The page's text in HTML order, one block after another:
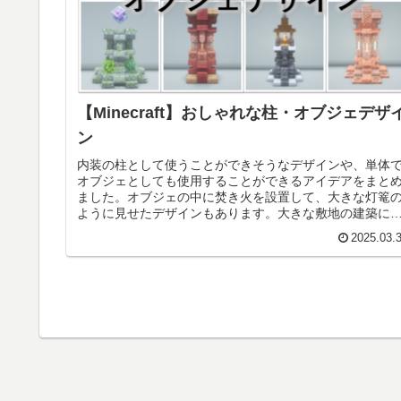
【Minecraft】おしゃれな柱・オブジェデザ
ン
内装の柱として使うことができそうなデザインや、単体
オブジェとしても使用することができるアイデアをまとめ
ました。オブジェの中に焚き火を設置して、大きな灯篭
ように見せたデザインもあります。大きな敷地の建築に使